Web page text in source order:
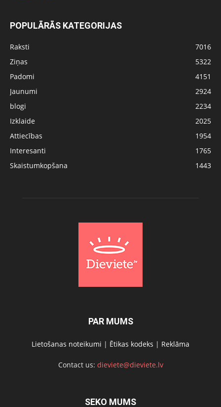
POPULĀRĀS KATEGORIJAS
Raksti
7016
Ziņas
5322
Padomi
4151
Jaunumi
2924
blogi
2234
Izklaide
2025
Attiecības
1954
Interesanti
1765
Skaistumkopšana
1443
PAR MUMS
Lietošanas noteikumi | Ētikas kodeks | Reklāma
Contact us: dieviete@dieviete.lv
SEKO MUMS